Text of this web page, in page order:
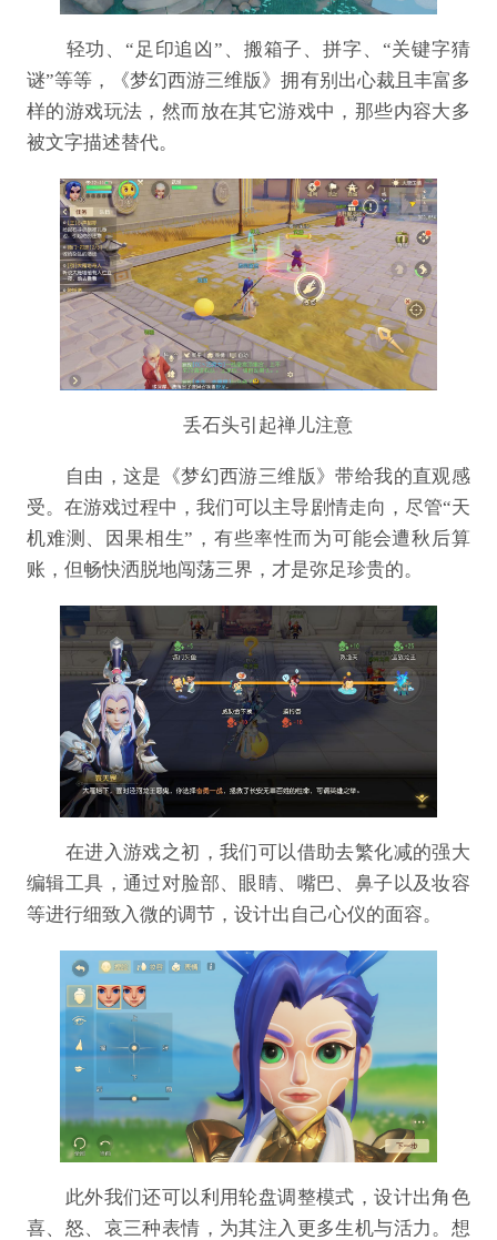
轻功、“足印追凶”、搬箱子、拼字、“关键字猜
谜”等等，《梦幻西游三维版》拥有别出心裁且丰富多
样的游戏玩法，然而放在其它游戏中，那些内容大多
被文字描述替代。
丢石头引起禅儿注意
自由，这是《梦幻西游三维版》带给我的直观感
受。在游戏过程中，我们可以主导剧情走向，尽管“天
机难测、因果相生”，有些率性而为可能会遭秋后算
账，但畅快洒脱地闯荡三界，才是弥足珍贵的。
在进入游戏之初，我们可以借助去繁化减的强大
编辑工具，通过对脸部、眼睛、嘴巴、鼻子以及妆容
等进行细致入微的调节，设计出自己心仪的面容。
此外我们还可以利用轮盘调整模式，设计出角色
喜、怒、哀三种表情，为其注入更多生机与活力。想